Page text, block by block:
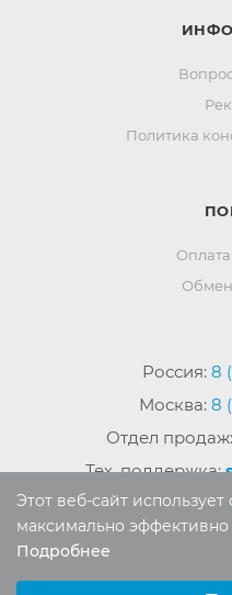
Политика
Оплата
Обмен
Россия: 8
Москва: 8
Отдел продаж:
Тех. поддержка:
Этот веб-сайт
максимально эффективно
Подробнее